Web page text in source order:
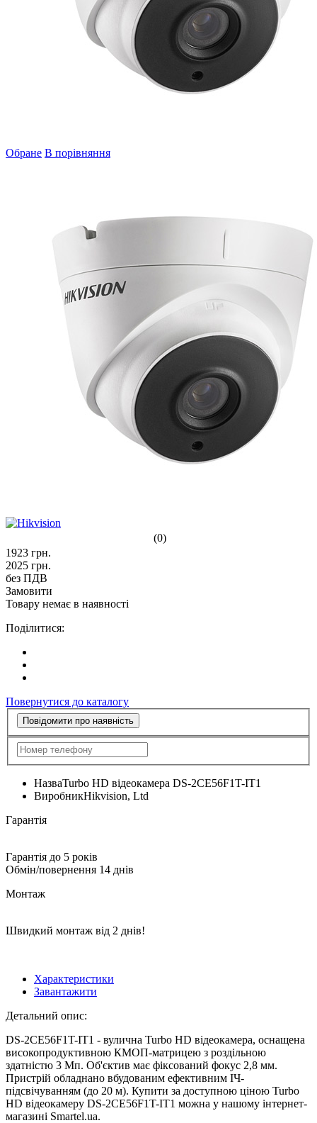
Обране В порівняння
(0)
1923 грн.
2025 грн.
без ПДВ
Замовити
Товару немає в наявності
Поділитися:
Повернутися до каталогу
Повідомити про наявність
НазваTurbo HD відеокамера DS-2CE56F1T-IT1
ВиробникHikvision, Ltd
Гарантія
Гарантія до 5 років
Обмін/повернення 14 днів
Монтаж
Швидкий монтаж від 2 днів!
Характеристики
Завантажити
Детальний опис:
DS-2CE56F1T-IT1 - вулична Turbo HD відеокамера, оснащена
високопродуктивною КМОП-матрицею з роздільною
здатністю 3 Мп. Об'єктив має фіксований фокус 2,8 мм.
Пристрій обладнано вбудованим ефективним ІЧ-
підсвічуванням (до 20 м). Купити за доступною ціною Turbo
HD відеокамеру DS-2CE56F1T-IT1 можна у нашому інтернет-
магазині Smartel.ua.